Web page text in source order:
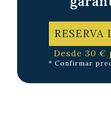
RESERVA
Desde 30 €
* Confirmar